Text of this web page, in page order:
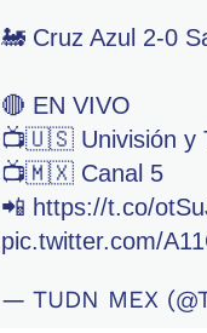
🚂 Cruz Azul 2-0
🔴 EN VIVO
📺🇺🇸 Univisión y
📺🇲🇽 Canal 5
📲 https://t.co/
pic.twitter.com/
— TUDN MEX